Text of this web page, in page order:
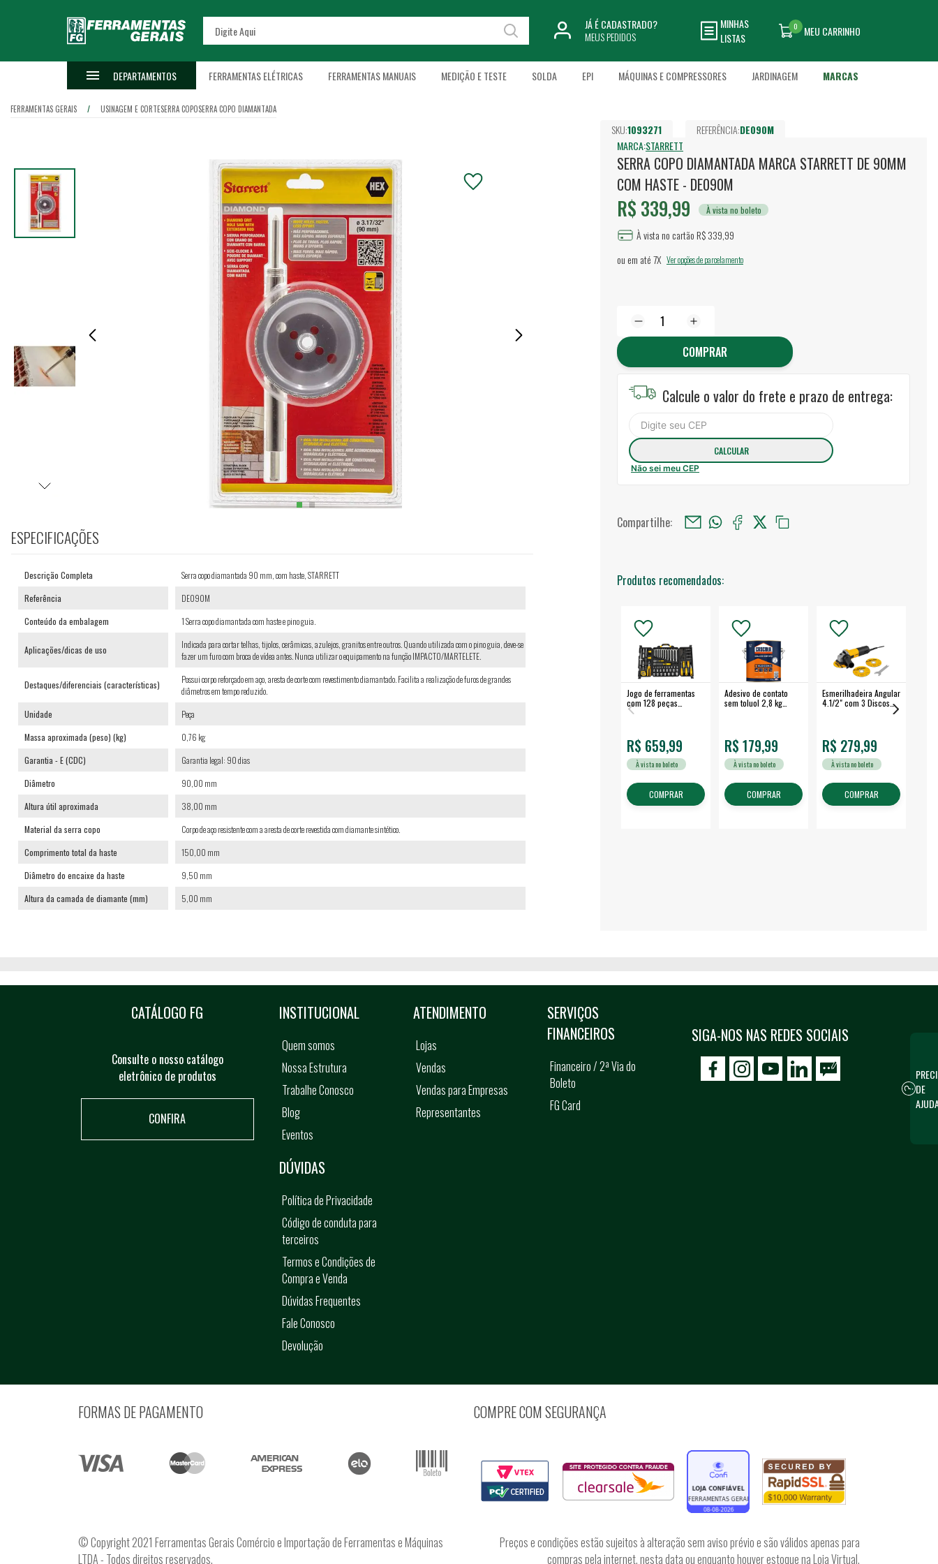
JÁ É CADASTRADO?
MEUS PEDIDOS
MINHAS
LISTAS
MEU CARRINHO
0
DEPARTAMENTOS FERRAMENTAS ELÉTRICAS FERRAMENTAS MANUAIS MEDIÇÃO E TESTE SOLDA EPI MÁQUINAS E COMPRESSORES JARDINAGEM MARCAS
FERRAMENTAS GERAIS USINAGEM E CORTESERRA COPOSERRA COPO DIAMANTADA
SKU:1093271 REFERÊNCIA:DE090M
MARCA:STARRETT
SERRA COPO DIAMANTADA MARCA STARRETT DE 90MM
COM HASTE - DE090M
R$ 339,99 À vista no boleto
À vista no cartão R$ 339,99
ou em até7X Ver opções de parcelamento
COMPRAR
Calcule o valor do frete e prazo de entrega:
Não sei meu CEP
Compartilhe:
Produtos recomendados:
Jogo de ferramentas
com 128 peças
embalagem fechada -
R$ 659,99
À vista no boleto
COMPRAR
Adesivo de contato
sem toluol 2,8 kg
R$ 179,99
À vista no boleto
COMPRAR
Esmerilhadeira Angular
4.1/2" com 3 Discos
R$ 279,99
À vista no boleto
COMPRAR
ESPECIFICAÇÕES
Descrição Completa
Serra copo diamantada 90 mm, com haste, STARRETT
Referência
DE090M
Conteúdo da embalagem
1 Serra copo diamantada com haste e pino guia.
Aplicações/dicas de uso
Indicada para cortar telhas, tijolos, cerâmicas, azulejos, granitos entre outros. Quando utilizada com o pino guia, deve-se
fazer um furo com broca de vídea antes. Nunca utilizar o equipamento na função IMPACTO/MARTELETE.
Destaques/diferenciais (características)
Possui corpo reforçado em aço, aresta de corte com revestimento diamantado. Facilita a realização de furos de grandes
diâmetros em tempo reduzido.
Unidade
Peça
Massa aproximada (peso) (kg)
0,76 kg
Garantia - E (CDC)
Garantia legal: 90 dias
Diâmetro
90,00 mm
Altura útil aproximada
38,00 mm
Material da serra copo
Corpo de aço resistente com a aresta de corte revestida com diamante sintético.
Comprimento total da haste
150,00 mm
Diâmetro do encaixe da haste
9,50 mm
Altura da camada de diamante (mm)
5,00 mm
CATÁLOGO FG
Consulte o nosso catálogo
eletrônico de produtos
CONFIRA
SIGA-NOS NAS REDES SOCIAIS
icon-facebook
icon-social02icon-social03
INSTITUCIONAL
Quem somos
Nossa Estrutura
Trabalhe Conosco
Blog
Eventos
ATENDIMENTO
Lojas
Vendas
Vendas para Empresas
Representantes
SERVIÇOS
FINANCEIROS
Financeiro / 2ª Via do
Boleto
FG Card
DÚVIDAS
Política de Privacidade
Código de conduta para
terceiros
Termos e Condições de
Compra e Venda
Dúvidas Frequentes
Fale Conosco
Devolução
FORMAS DE PAGAMENTO COMPRE COM SEGURANÇA
© Copyright 2021 Ferramentas Gerais Comércio e Importação de Ferramentas e Máquinas
LTDA - Todos direitos reservados.
Preços e condições estão sujeitos à alteração sem aviso prévio e são válidos apenas para
compras pela internet, nesta data ou enquanto houver estoque na Loja Virtual.
DE